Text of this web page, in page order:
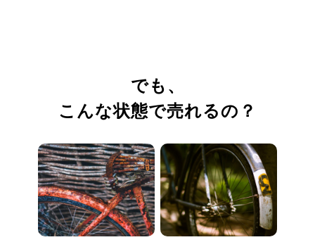
でも、
こんな状態で売れるの？